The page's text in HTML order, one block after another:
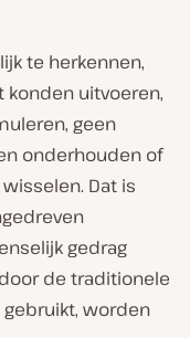
te herkennen,
konden uitvoeren,
geen
onderhouden of
Dat is
gedrag
de traditionele
worden